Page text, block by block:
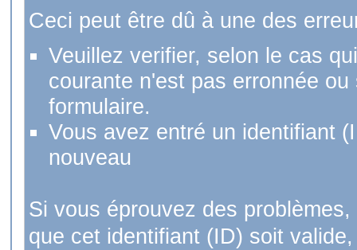
Ceci peut être dû à une des
Veuillez verifier, selon le cas
courante n'est pas erronnée
formulaire.
Vous avez entré un identifiant
nouveau
Si vous éprouvez des
que cet identifiant (ID) soit